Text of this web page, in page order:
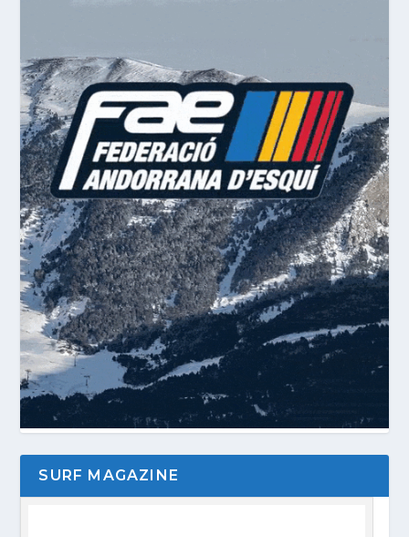
SURF MAGAZINE